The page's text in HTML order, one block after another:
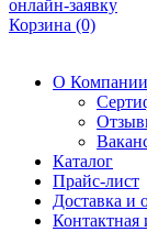
онлайн-заявку
Корзина (0)
О Компании
Каталог
Прайс-лист
Доставка и